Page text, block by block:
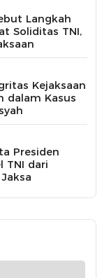
Langkah
Soliditas TNI,
Kejaksaan
dalam Kasus
Presiden
TNI dari